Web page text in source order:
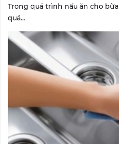
Trong quá trình nấu ăn cho
quá...